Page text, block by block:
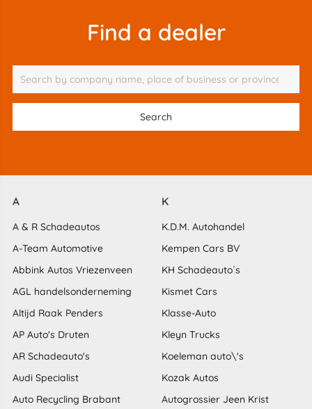
Find a dealer
A
A & R Schadeautos
A-Team Automotive
Abbink Autos Vriezenveen
AGL handelsonderneming
Altijd Raak Penders
AP Auto's Druten
AR Schadeauto's
Audi Specialist
Auto Recycling Brabant
K
K.D.M. Autohandel
Kempen Cars BV
KH Schadeauto´s
Kismet Cars
Klasse-Auto
Kleyn Trucks
Koeleman auto\'s
Kozak Autos
Autogrossier Jeen Krist